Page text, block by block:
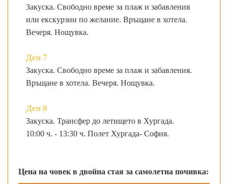
Закуска. Свободно време за плаж и забавления
или екскурзии по желание. Връщане в хотела.
Вечеря. Нощувка.
Ден 7
Закуска. Свободно време за плаж и забавления.
Връщане в хотела. Вечеря. Нощувка.
Ден 8
Закуска. Трансфер до летището в Хургада.
10:00 ч. - 13:30 ч. Полет Хургада- София.
Цена на човек в двойна стая за самолетна почивка: